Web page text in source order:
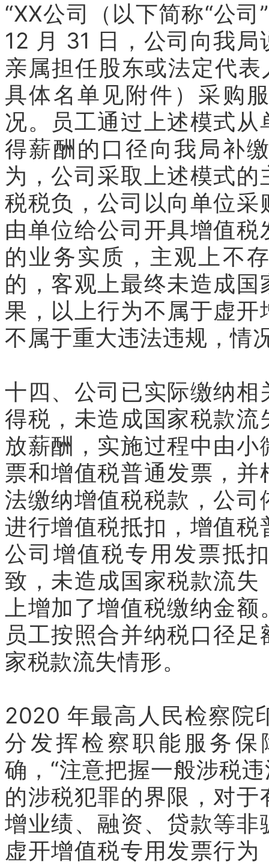
“XX公司（以下简称“公
12 月 31 日，公司向我
亲属担任股东或法定代
具体名单见附件）采购
况。员工通过上述模式
得薪酬的口径向我局补
为，公司采取上述模式
税税负，公司以向单位
由单位给公司开具增值
的业务实质，主观上不
的，客观上最终未造成
果，以上行为不属于虚
不属于重大违法违规，情
十四、公司已实际缴纳
得税，未造成国家税款
放薪酬，实施过程中由
票和增值税普通发票，
法缴纳增值税税款，公
进行增值税抵扣，增值
公司增值税专用发票抵
致，未造成国家税款流
上增加了增值税缴纳金
员工按照合并纳税口径
家税款流失情形。
2020 年最高人民检察院
分发挥检察职能服务保
确，“注意把握一般涉税
的涉税犯罪的界限，对
增业绩、融资、贷款等
虚开增值税专用发票行